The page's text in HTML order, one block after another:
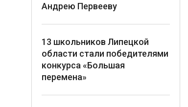
Андрею Первееву
13 школьников Липецкой
области стали победителями
конкурса «Большая
перемена»